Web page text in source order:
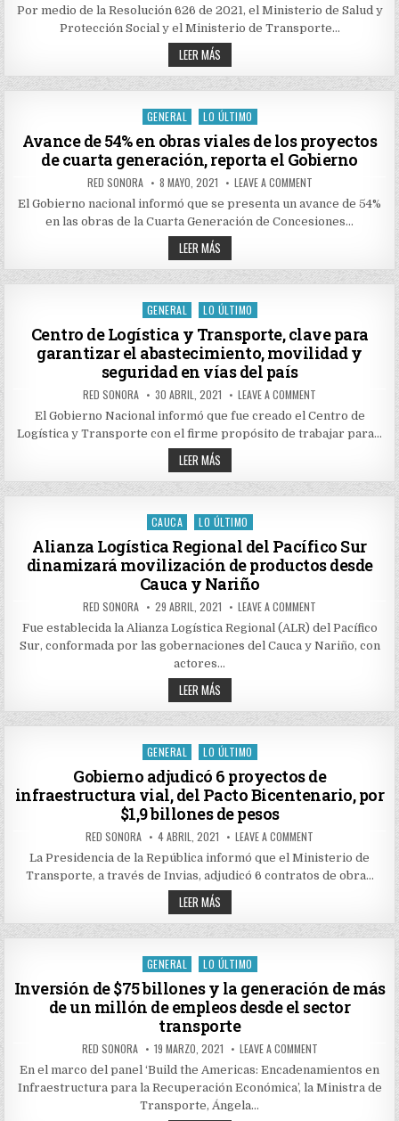
TRÁNSITO
VEHÍCULOS
DE
CARGA
CON
ORGANISMOS
DE
TRÁNSITO
RESTRINGE
MANERA
VIAJEROS
INDIA
Por medio de la Resolución 626 de 2021, el Ministerio de Salud y
Protección Social y el Ministerio de Transporte…
LEER MÁSCOLOMBIA
RESTRINGE
DE
MANERA
LLEGADA
DE
VIAJEROS
DESDE
INDIA
Posted
GENERAL LO ÚLTIMO
Avance de 54% en obras viales de los proyectos
de cuarta generación, reporta el Gobierno
AUTHOR:
RED SONORA PUBLISHED
DATE:
8 MAYO, 2021 LEAVE A COMMENTON
DE
54%
EN
LOS
DE
EL
GOBIERNO
El Gobierno nacional informó que se presenta un avance de 54%
en las obras de la Cuarta Generación de Concesiones…
LEER MÁSAVANCE
DE
54%
EN
VIALES
DE
LOS
PROYECTOS
DE
CUARTA
GENERACIÓN,
REPORTA
EL
GOBIERNO
Posted
in
GENERAL LO ÚLTIMO
Centro de Logística y Transporte, clave para
garantizar el abastecimiento, movilidad y
seguridad en vías del país
AUTHOR:
RED SONORA PUBLISHED
DATE:
30 ABRIL, 2021 LEAVE A COMMENT
DE
LOGÍSTICA
Y
GARANTIZAR
ABASTECIMIENTO,
EN
VÍAS
DEL
PAÍS
El Gobierno Nacional informó que fue creado el Centro de
Logística y Transporte con el firme propósito de trabajar para…
LEER MÁSCENTRO
DE
LOGÍSTICA
Y
CLAVE
PARA
GARANTIZAR
EL
ABASTECIMIENTO,
MOVILIDAD
Y
SEGURIDAD
EN
VÍAS
DEL
PAÍS
Posted
in
CAUCA LO ÚLTIMO
Alianza Logística Regional del Pacífico Sur
dinamizará movilización de productos desde
Cauca y Nariño
AUTHOR:
RED SONORA PUBLISHED
DATE:
29 ABRIL, 2021 LEAVE A COMMENT
LOGÍSTICA
REGIONAL
DEL
PRODUCTOS
DESDE
Fue establecida la Alianza Logística Regional (ALR) del Pacífico
Sur, conformada por las gobernaciones del Cauca y Nariño, con
actores…
LEER MÁSALIANZA
LOGÍSTICA
REGIONAL
DEL
SUR
DINAMIZARÁ
MOVILIZACIÓN
DE
PRODUCTOS
DESDE
CAUCA
NARIÑO
Posted
GENERAL LO ÚLTIMO
Gobierno adjudicó 6 proyectos de
infraestructura vial, del Pacto Bicentenario, por
$1,9 billones de pesos
AUTHOR:
RED SONORA PUBLISHED
DATE:
4 ABRIL, 2021 LEAVE A COMMENT
ADJUDICÓ
PROYECTOS
DEL
BICENTENARIO,
DE
PESOS
La Presidencia de la República informó que el Ministerio de
Transporte, a través de Invias, adjudicó 6 contratos de obra…
LEER MÁSGOBIERNO
ADJUDICÓ
6
PROYECTOS
INFRAESTRUCTURA
VIAL,
DEL
PACTO
BICENTENARIO,
POR
$1,9
BILLONES
DE
PESOS
Posted
in
GENERAL LO ÚLTIMO
Inversión de $75 billones y la generación de más
de un millón de empleos desde el sector
transporte
AUTHOR:
RED SONORA PUBLISHED
DATE:
19 MARZO, 2021 LEAVE A COMMENTON
DE
$75
BILLONES
En el marco del panel ‘Build the Americas: Encadenamientos en
Infraestructura para la Recuperación Económica’, la Ministra de
Transporte, Ángela…